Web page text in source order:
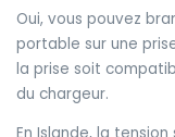
Oui, vous pouvez
portable sur une
la prise soit
du chargeur.